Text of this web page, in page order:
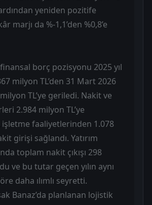
yeniden pozitife
marjı da %-1,1’den %0,8’e
borç pozisyonu 2025 yıl
milyon TL’den 31 Mart 2026
TL’ye geriledi. Nakit ve
2.984 milyon TL’ye
faaliyetlerinden 1.078
girişi sağlandı. Yatırım
toplam nakit çıkışı 298
ve bu tutar geçen yılın aynı
daha ılımlı seyretti.
Banaz’da planlanan lojistik